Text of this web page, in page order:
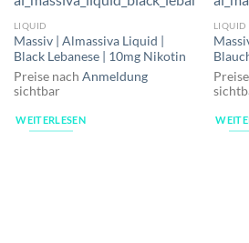
LIQUID
Massiv | Almassiva Liquid |
Black Lebanese | 10mg Nikotin
Preise nach Anmeldung
sichtbar
WEITERLESEN
LIQUID